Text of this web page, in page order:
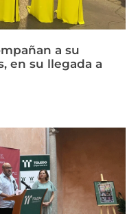
a su
en su llegada a